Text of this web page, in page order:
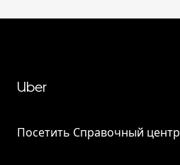
Uber
Посетить Справочный центр